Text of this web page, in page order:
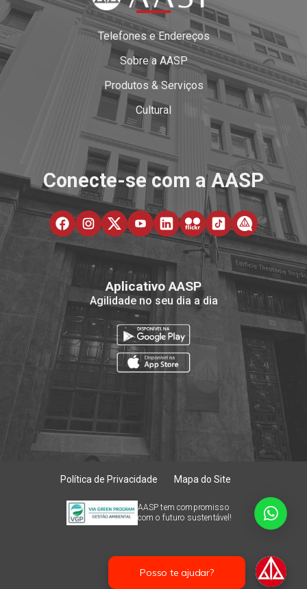
Telefones e Endereços
Sobre a AASP
Produtos & Serviços
Cultural
Conecte-se com a AASP
Aplicativo AASP
Agilidade no seu dia a dia
Política de Privacidade Mapa do Site
AASP tem compromisso
com o futuro sustentável!